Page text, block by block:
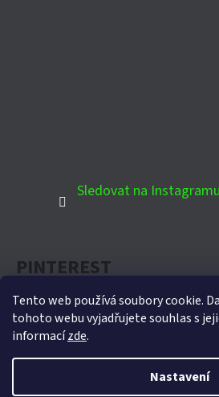
Tento web používá soubory cookie.
tohoto webu vyjadřujete souhlas s
informacízde.
Nastavení
Sledovat na Instagramu
PINTEREST
Oficiální partner Biohort pro
Vytvořil